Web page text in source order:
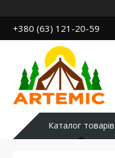
+380 (63) 121-20-59
Каталог товарів